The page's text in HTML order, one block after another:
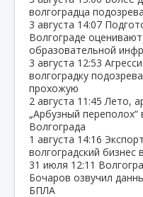
волгоградца
3 августа 14:07
Волгограде
образовательной
3 августа 12:53
волгоградку
прохожую
2 августа 11:45 Лето,
„Арбузный
Волгограда
1 августа 14:16
волгоградский
31 июля 12:11
Бочаров озвучил
БПЛА